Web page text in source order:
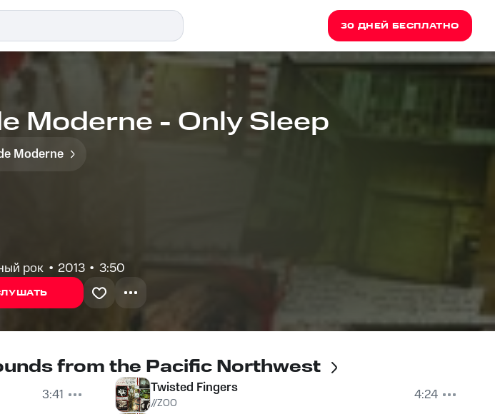
30 ДНЕЙ БЕСПЛАТНО
Moderne - Only Sleep
Moderne
рок 2013 3:50
from the Pacific Northwest
3:41
Twisted Fingers
//ZOO
4:24